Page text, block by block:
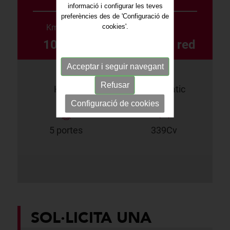
Km/any des de
10.000 Km Diamongd red
Híbrid Automàtic
5 portes 339Cv
SOL·LICITA UNA
informació i configurar les teves
preferències des de 'Configuració de
cookies'.
Acceptar i seguir navegant
Refusar
Configuració de cookies